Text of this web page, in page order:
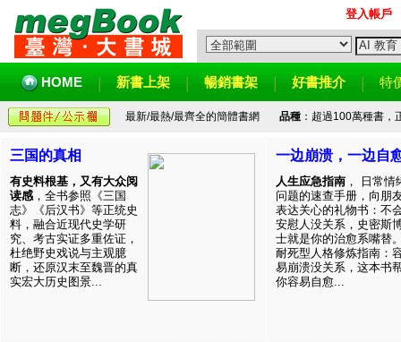
登入帳戶
HOME 新書上架 暢銷書架 好書推介 特
最新/最熱/最齊全的簡體書網 品種：超過100萬種書，
三国的真相
有史料根基，又有大众阅
读感 ，全书参照《三国
志》《后汉书》等正统史
料，融合近现代史学研
究、考古实证多重佐证，
杜绝野史戏说与主观臆
断，还原汉末至魏晋的真
实宏大历史图景...
一边崩溃，一边自
人生应急指南 ， 日常情
问题的速查手册，向朋
表达关心的礼物书：不
安慰人没关系，史密斯
士就是你的治愈系嘴替
耐死型人格修炼指南：
易崩溃没关系，这本书
你容易自愈...